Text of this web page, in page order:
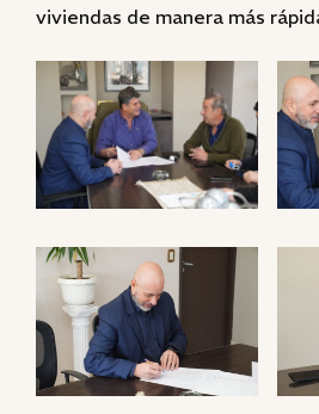
viviendas de manera más